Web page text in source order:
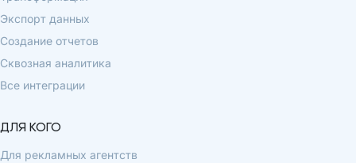
Экспорт данных
Создание отчетов
Сквозная аналитика
Все интеграции
ДЛЯ КОГО
Для рекламных агентств